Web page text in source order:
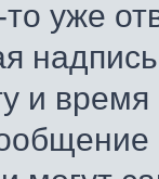
то уже
и